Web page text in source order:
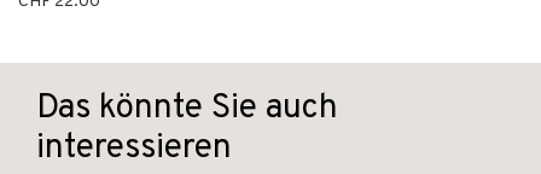
Das könnte Sie auch
interessieren